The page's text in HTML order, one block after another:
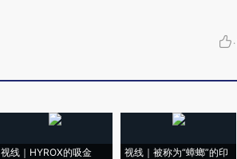
·
视线｜HYROX的吸金
视线｜被称为“蟑螂”的印